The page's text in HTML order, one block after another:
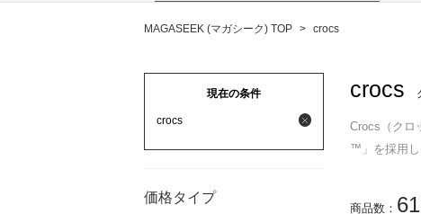
MAGASEEK (マガシーク) TOP > crocs
現在の条件
crocs
価格タイプ
crocs
Crocs（クロ
™」を採用し
商品数：